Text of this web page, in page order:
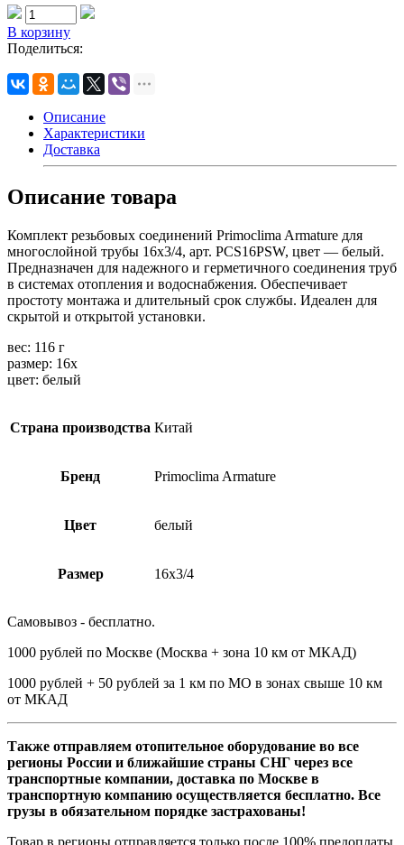
В корзину
Поделиться:
Описание
Характеристики
Доставка
Описание товара
Комплект резьбовых соединений Primoclima Armature для
многослойной трубы 16х3/4, арт. PCS16PSW, цвет — белый.
Предназначен для надежного и герметичного соединения труб
в системах отопления и водоснабжения. Обеспечивает
простоту монтажа и длительный срок службы. Идеален для
скрытой и открытой установки.
вес: 116 г
размер: 16х
цвет: белый
Страна производства Китай
Бренд Primoclima Armature
Цвет белый
Размер 16х3/4
Самовывоз - бесплатно.
1000 рублей по Москве (Москва + зона 10 км от МКАД)
1000 рублей + 50 рублей за 1 км по МО в зонах свыше 10 км
от МКАД
Также отправляем отопительное оборудование во все
регионы России и ближайшие страны СНГ через все
транспортные компании, доставка по Москве в
транспортную компанию осуществляется бесплатно. Все
грузы в обязательном порядке застрахованы!
Товар в регионы отправляется только после 100% предоплаты